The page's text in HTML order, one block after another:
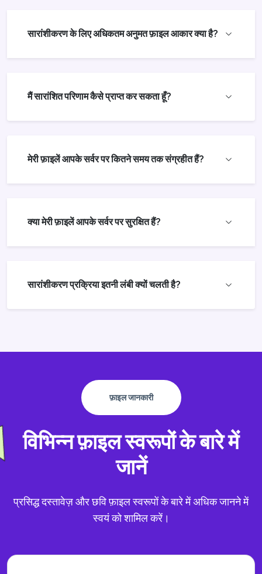
सारांशीकरण के लिए अधिकतम अनुमत फ़ाइल आकार क्या है?
मैं सारांशित परिणाम कैसे प्राप्त कर सकता हूँ?
मेरी फ़ाइलें आपके सर्वर पर कितने समय तक संग्रहीत हैं?
क्या मेरी फ़ाइलें आपके सर्वर पर सुरक्षित हैं?
सारांशीकरण प्रक्रिया इतनी लंबी क्यों चलती है?
फ़ाइल जानकारी
विभिन्न फ़ाइल स्वरूपों के बारे में
जानें
प्रसिद्ध दस्तावेज़ और छवि फ़ाइल स्वरूपों के बारे में अधिक जानने में
स्वयं को शामिल करें।